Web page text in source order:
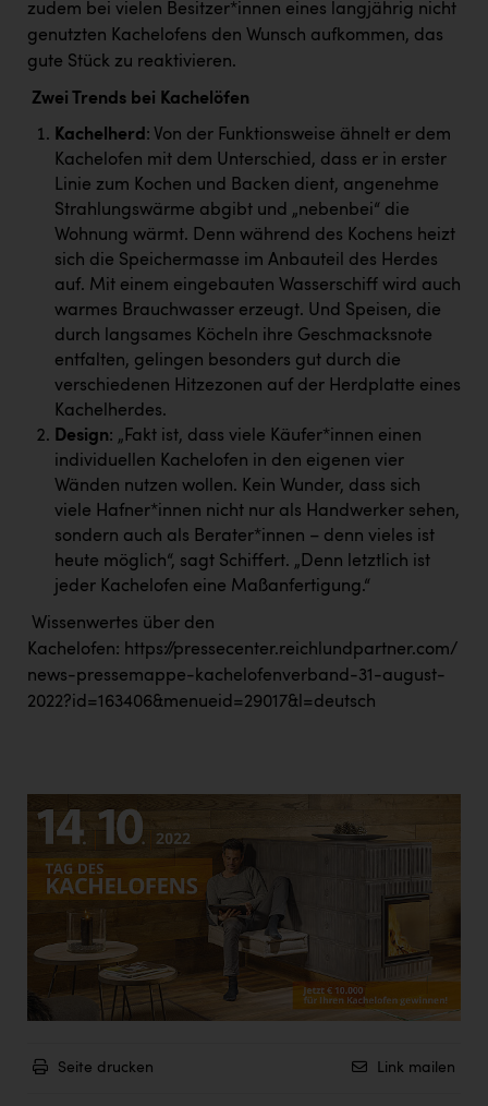
zudem bei vielen Besitzer*innen eines langjährig nicht
genutzten Kachelofens den Wunsch aufkommen, das
gute Stück zu reaktivieren.
Zwei Trends bei Kachelöfen
Kachelherd: Von der Funktionsweise ähnelt er dem
Kachelofen mit dem Unterschied, dass er in erster
Linie zum Kochen und Backen dient, angenehme
Strahlungswärme abgibt und „nebenbei“ die
Wohnung wärmt. Denn während des Kochens heizt
sich die Speichermasse im Anbauteil des Herdes
auf. Mit einem eingebauten Wasserschiff wird auch
warmes Brauchwasser erzeugt. Und Speisen, die
durch langsames Köcheln ihre Geschmacksnote
entfalten, gelingen besonders gut durch die
verschiedenen Hitzezonen auf der Herdplatte eines
Kachelherdes.
Design: „Fakt ist, dass viele Käufer*innen einen
individuellen Kachelofen in den eigenen vier
Wänden nutzen wollen. Kein Wunder, dass sich
viele Hafner*innen nicht nur als Handwerker sehen,
sondern auch als Berater*innen – denn vieles ist
heute möglich“, sagt Schiffert. „Denn letztlich ist
jeder Kachelofen eine Maßanfertigung.“
Wissenwertes über den
Kachelofen: https://pressecenter.reichlundpartner.com/
news-pressemappe-kachelofenverband-31-august-
2022?id=163406&menueid=29017&l=deutsch
Seite drucken Link mailen